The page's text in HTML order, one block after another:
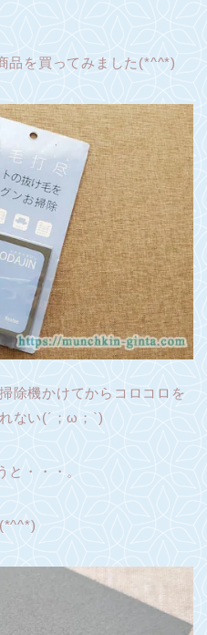
品を買ってみました(*^^*)
除機かけてからコロコロを
ない(´；ω；`)
と・・・。